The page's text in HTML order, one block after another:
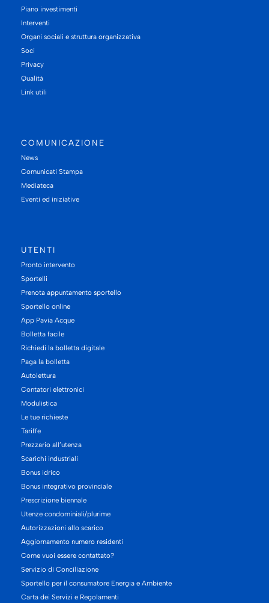
Piano investimenti
Interventi
Organi sociali e struttura organizzativa
Soci
Privacy
Qualità
Link utili
COMUNICAZIONE
News
Comunicati Stampa
Mediateca
Eventi ed iniziative
UTENTI
Pronto intervento
Sportelli
Prenota appuntamento sportello
Sportello online
App Pavia Acque
Bolletta facile
Richiedi la bolletta digitale
Paga la bolletta
Autolettura
Contatori elettronici
Modulistica
Le tue richieste
Tariffe
Prezzario all’utenza
Scarichi industriali
Bonus idrico
Bonus integrativo provinciale
Prescrizione biennale
Utenze condominiali/plurime
Autorizzazioni allo scarico
Aggiornamento numero residenti
Come vuoi essere contattato?
Servizio di Conciliazione
Sportello per il consumatore Energia e Ambiente
Carta dei Servizi e Regolamenti